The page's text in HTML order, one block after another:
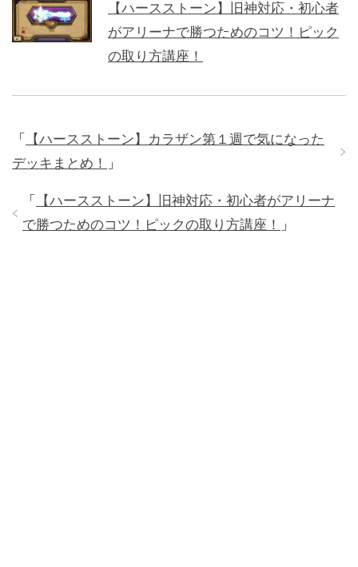
【ハースストーン】旧神対応・初心者
がアリーナで勝つためのコツ！ピック
の取り方講座！
「
【ハースストーン】カラザン第１週で気になった
デッキまとめ！
」
「
【ハースストーン】旧神対応・初心者がアリーナ
で勝つためのコツ！ピックの取り方講座！
」